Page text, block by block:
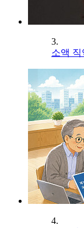
3.
소액
4.